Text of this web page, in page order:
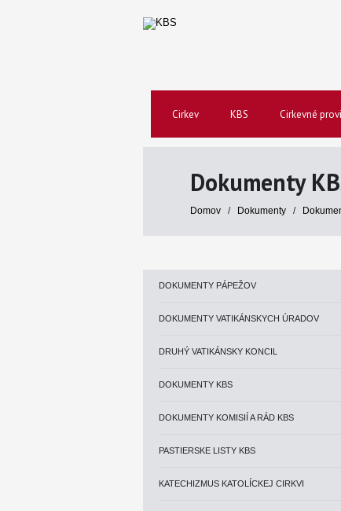
Cirkev KBS Cirkevné
Dokumenty
Domov / Dokumenty /
DOKUMENTY PÁPEŽOV
DOKUMENTY VATIKÁNSKYCH ÚRADOV
DRUHÝ VATIKÁNSKY KONCIL
DOKUMENTY KBS
DOKUMENTY KOMISIÍ A RÁD KBS
PASTIERSKE LISTY KBS
KATECHIZMUS KATOLÍCKEJ CIRKVI